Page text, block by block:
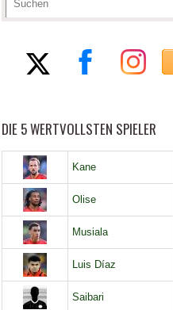
DIE 5 WERTVOLLSTEN SPIELER
Kane
Olise
Musiala
Luis Díaz
Saibari